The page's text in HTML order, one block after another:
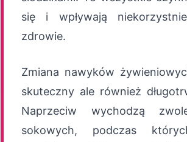
się i wpływają
zdrowie.
Zmiana nawyków
skuteczny ale również
Naprzeciw wychodzą
sokowych, podczas